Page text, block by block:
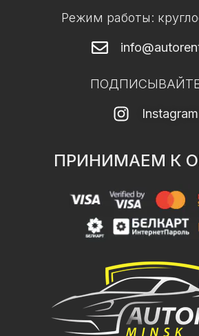
Режим работы:
Instagram
ПРИНИМАЕМ К